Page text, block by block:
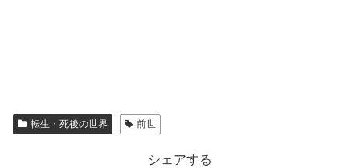
転生・死後の世界 前世
シェアする